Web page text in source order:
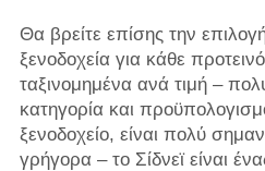
Θα βρείτε επίσης την
ξενοδοχεία για κάθε
ταξινομημένα ανά τιμή –
κατηγορία και
ξενοδοχείο, είναι πολύ
γρήγορα – το Σίδνεϊ είναι